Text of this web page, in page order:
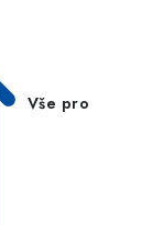
Vše pro